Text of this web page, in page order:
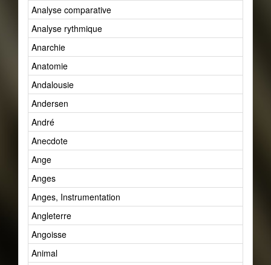
Analyse comparative
Analyse rythmique
Anarchie
Anatomie
Andalousie
Andersen
André
Anecdote
Ange
Anges
Anges, Instrumentation
Angleterre
Angoisse
Animal